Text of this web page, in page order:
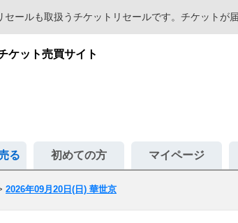
ールも取扱うチケットリセールです。チケットが
ケット売買サイト
る 初めての方 マイページ
2026年09月20日(日) 華世京